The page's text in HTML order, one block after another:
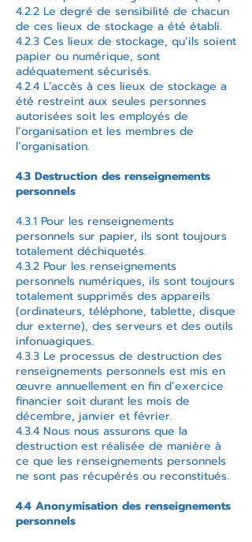
4.2.2 Le degré de sensibilité de chacun
de ces lieux de stockage a été établi.
4.2.3 Ces lieux de stockage, qu’ils soient
papier ou numérique, sont
adéquatement sécurisés.
4.2.4 L’accès à ces lieux de stockage a
été restreint aux seules personnes
autorisées soit les employés de
l’organisation et les membres de
l’organisation.
4.3 Destruction des renseignements
personnels
4.3.1 Pour les renseignements
personnels sur papier, ils sont toujours
totalement déchiquetés.
4.3.2 Pour les renseignements
personnels numériques, ils sont toujours
totalement supprimés des appareils
(ordinateurs, téléphone, tablette, disque
dur externe), des serveurs et des outils
infonuagiques.
4.3.3 Le processus de destruction des
renseignements personnels est mis en
œuvre annuellement en fin d’exercice
financier soit durant les mois de
décembre, janvier et février.
4.3.4 Nous nous assurons que la
destruction est réalisée de manière à
ce que les renseignements personnels
ne sont pas récupérés ou reconstitués.
4.4 Anonymisation des renseignements
personnels